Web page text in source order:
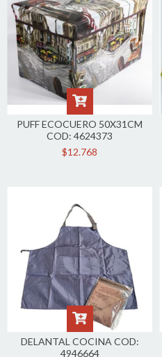
PUFF ECOCUERO 50X31CM
COD: 4624373
$12.768
DELANTAL COCINA COD:
4946664